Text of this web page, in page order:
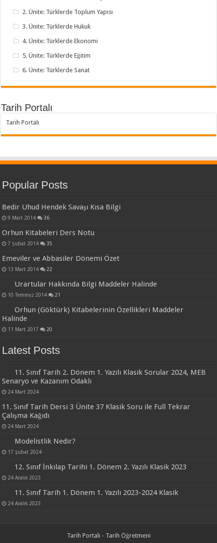
2. Ünite: Türklerde Toplum Yapısı
3. Ünite: Türklerde Hukuk
4. Ünite: Türklerde Ekonomi
5. Ünite: Türklerde Eğitim
6. Ünite: Türklerde Sanat
Tarih Portalı
Tarih Portalı
Popular Posts
Bedir Uhud Hendek Savaşı Kısa Bilgi
9 Mart 2014 36
Orhun Kitabeleri Ders Notu
7 Şubat 2014 35
Emeviler ve Abbasiler Dönemi Özet
13 Mart 2014 22
Urartular Hakkında Bilgi Maddeler Halinde
10 Temmuz 2014 21
Orhun (Göktürk) Kitabelerinin Özellikleri Maddeler
Halinde
11 Mart 2017 20
Latest Posts
11. Sınıf Tarih 2. Dönem 1. Yazılı Klasik Sorular 2024, MEB
Senaryo ve Kazanım Odaklı
24 Mart 2024
11. Sınıf Tarih Dersi 3 Ünite 37 Klasik Soru ile Full Tekrar
Çalışma Kağıdı
24 Mart 2024
Modelistlik Nedir?
17 Şubat 2024
12. Sınıf İnkılap Tarihi 1. Dönem 2. Yazılı Klasik 2023
24 Aralık 2023
11. Sınıf Tarih 1. Dönem 1. Yazılı 2023-2024 Klasik
24 Aralık 2023
Tarih Portalı - Tarih Öğretmeni